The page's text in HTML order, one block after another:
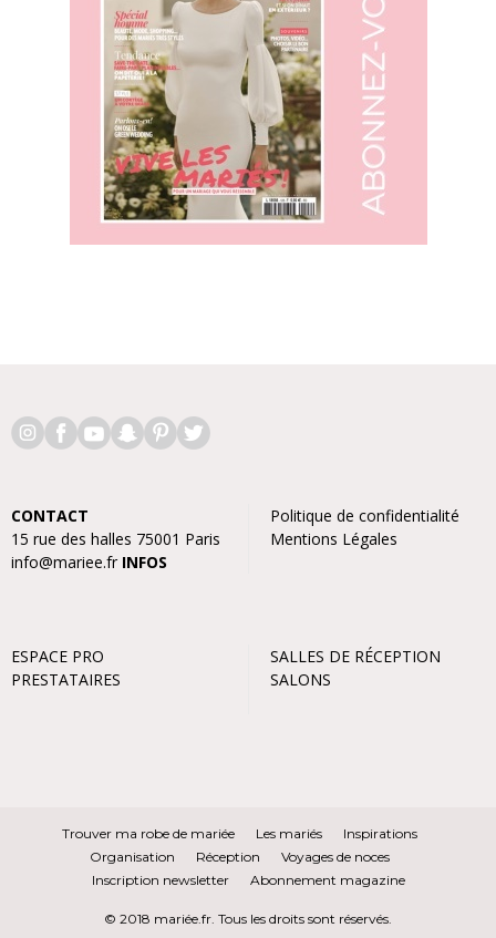
CONTACT
15 rue des halles 75001 Paris
info@mariee.fr INFOS
Politique de confidentialité
Mentions Légales
ESPACE PRO
PRESTATAIRES
SALLES DE RÉCEPTION
SALONS
Trouver ma robe de mariée Les mariés
Inspirations
Organisation
Réception
Voyages de noces
Inscription newsletter
Abonnement magazine
© 2018 mariée.fr. Tous les droits sont réservés.